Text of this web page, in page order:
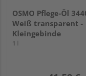
OSMO Pflege-Öl
Weiß transparent -
Kleingebinde
1 l